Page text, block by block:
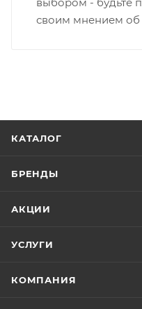
своим мнением об
КАТАЛОГ
БРЕНДЫ
АКЦИИ
УСЛУГИ
КОМПАНИЯ